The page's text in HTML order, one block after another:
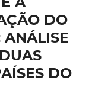
DO
ANÁLISE
DO